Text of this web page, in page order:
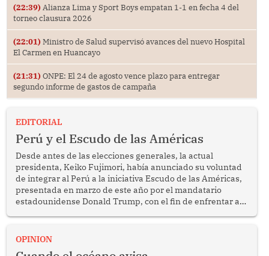
(22:39) Alianza Lima y Sport Boys empatan 1-1 en fecha 4 del
torneo clausura 2026
(22:01) Ministro de Salud supervisó avances del nuevo Hospital
El Carmen en Huancayo
(21:31) ONPE: El 24 de agosto vence plazo para entregar
segundo informe de gastos de campaña
EDITORIAL
Perú y el Escudo de las Américas
Desde antes de las elecciones generales, la actual
presidenta, Keiko Fujimori, había anunciado su voluntad
de integrar al Perú a la iniciativa Escudo de las Américas,
presentada en marzo de este año por el mandatario
estadounidense Donald Trump, con el fin de enfrentar al
OPINION